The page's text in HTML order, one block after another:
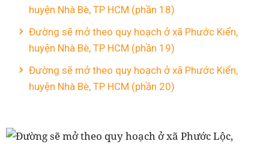
huyện Nhà Bè, TP HCM (phần 18)
Đường sẽ mở theo quy hoạch ở xã Phước Kiển,
huyện Nhà Bè, TP HCM (phần 19)
Đường sẽ mở theo quy hoạch ở xã Phước Kiển,
huyện Nhà Bè, TP HCM (phần 20)